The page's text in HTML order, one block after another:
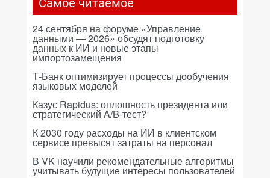
Самое читаемое
24 сентября на форуме «Управление
данными — 2026» обсудят подготовку
данных к ИИ и новые этапы
импортозамещения
Т-Банк оптимизирует процессы дообучения
языковых моделей
Казус Rapidus: оплошность президента или
стратегический A/B-тест?
К 2030 году расходы на ИИ в клиентском
сервисе превысят затраты на персонал
В VK научили рекомендательные алгоритмы
учитывать будущие интересы пользователей